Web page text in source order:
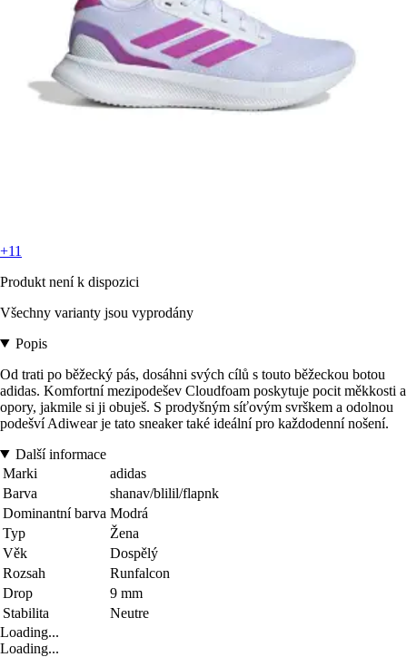
+11
Produkt není k dispozici
Všechny varianty jsou vyprodány
Popis
Od trati po běžecký pás, dosáhni svých cílů s touto běžeckou botou
adidas. Komfortní mezipodešev Cloudfoam poskytuje pocit měkkosti a
opory, jakmile si ji obuješ. S prodyšným síťovým svrškem a odolnou
podešví Adiwear je tato sneaker také ideální pro každodenní nošení.
Další informace
Marki
adidas
Barva
shanav/blilil/flapnk
Dominantní barva Modrá
Typ
Žena
Věk
Dospělý
Rozsah
Runfalcon
Drop
9 mm
Stabilita
Neutre
Loading...
Loading...